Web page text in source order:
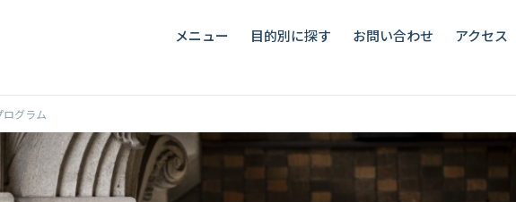
メニュー 目的別に探す お問い合わせ アクセス
グラム